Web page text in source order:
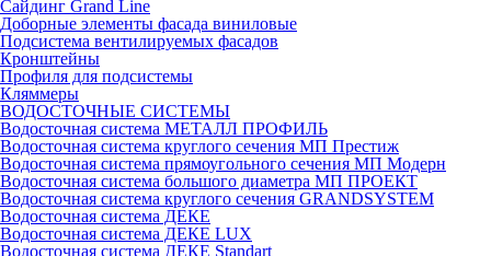
Сайдинг Grand Line
Доборные элементы фасада виниловые
Подсистема вентилируемых фасадов
Кронштейны
Профиля для подсистемы
Кляммеры
ВОДОСТОЧНЫЕ СИСТЕМЫ
Водосточная система МЕТАЛЛ ПРОФИЛЬ
Водосточная система круглого сечения МП Престиж
Водосточная система прямоугольного сечения МП Модерн
Водосточная система большого диаметра МП ПРОЕКТ
Водосточная система круглого сечения GRANDSYSTEM
Водосточная система ДЕКЕ
Водосточная система ДЕКЕ LUX
Водосточная система ДЕКЕ Standart